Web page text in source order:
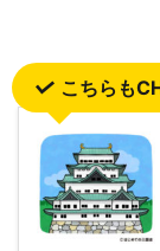
こちらも